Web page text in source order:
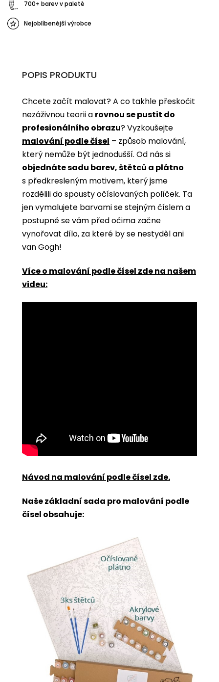
700+ barev v paletě
Nejoblíbenější výrobce
POPIS PRODUKTU
Chcete začít malovat? A co takhle přeskočit
nezáživnou teorii a rovnou se pustit do
profesionálního obrazu? Vyzkoušejte
malování podle čísel ­­– způsob malování,
který nemůže být jednodušší. Od nás si
objednáte sadu barev, štětců a plátno
s předkresleným motivem, který jsme
rozdělili do spousty očíslovaných políček. Ta
jen vymalujete barvami se stejným číslem a
postupně se vám před očima začne
vynořovat dílo, za které by se nestyděl ani
van Gogh!
Více o malování podle čísel zde na našem
videu:
Návod na malování podle čísel zde.
Naše základní sada pro malování podle
čísel obsahuje: